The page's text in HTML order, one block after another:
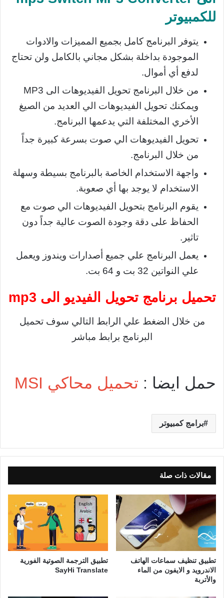
للكمبيوتر
يتوفر البرنامج كامل بجميع المميزات والادوات
الموجودة بداخلة بشكل مجاني بالكامل ولن تحتاج
لدفع أي أموال.
من خلال البرنامج تحويل الفيديوهات الى MP3
ويمكنك تحويل الفيديوهات الي العديد من الصيغ
الأخري المختلفة التي يدعمها البرنامج.
تحويل الفيديوهات الي صوت بسرعة كبيرة جداً
من خلال البرنامج.
واجهة الاستخدام الخاصة بالبرنامج بسيطة وسهلة
الاستخدام لا يوجد بها أي صعوبة.
يقوم البرنامج بتحويل الفيديوهات الي صوت مع
الحفاظ على دقة وجودة الصوت عالية جداً دون
تاثير.
يعمل البرنامج علي جميع أصدارات ويندوز ويعمل
علي النواتين 32 بت و 64 بت.
تحميل برنامج تحويل الفيديو الى mp3
من خلال الضغط علي الرابط التالي سوف تحميل
البرنامج برابط مباشر
حمل ايضا : تحميل محاكي MSI
برامج كمبيوتر
مقالات ذات صلة
تطبيق تنظيف سماعات الهاتف
الاندرويد و الايفون من الماء
والأتربة
تطبيق الترجمة الصوتية الفورية
SayHi Translate